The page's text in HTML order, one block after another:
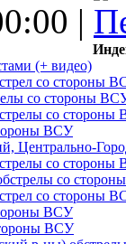
|
(+ видео)
со стороны
со стороны
со стороны
ВСУ
Центрально-
со стороны
со
со стороны
ВСУ
ВСУ